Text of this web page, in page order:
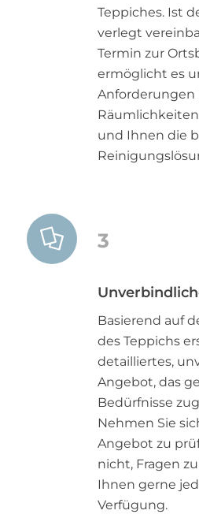
Teppiches. Ist
verlegt
Termin zur
ermöglicht es
Anforderungen
und Ihnen die
3
Basierend auf
des Teppichs
detailliertes,
Angebot, das
Bedürfnisse
Nehmen Sie
Angebot zu
nicht, Fragen
Ihnen gerne
Verfügung.